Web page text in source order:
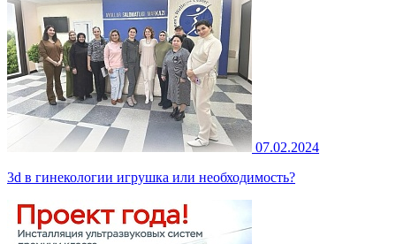
07.02.2024
3d в гинекологии игрушка или необходимость?